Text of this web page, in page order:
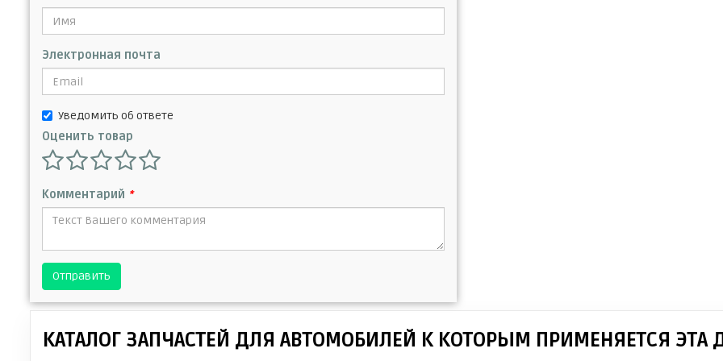
Электронная почта
Уведомить об ответе
Оценить товар
Комментарий *
Отправить
КАТАЛОГ ЗАПЧАСТЕЙ ДЛЯ АВТОМОБИЛЕЙ К КОТОРЫМ ПРИМЕНЯЕТСЯ ЭТА